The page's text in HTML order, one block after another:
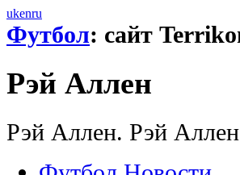
ukenru
Футбол: сайт
Рэй Аллен
Рэй Аллен. Рэй